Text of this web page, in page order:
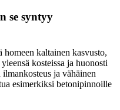
se syntyy
kaltainen kasvusto,
kosteissa ja huonosti
ja vähäinen
esimerkiksi betonipinnoille